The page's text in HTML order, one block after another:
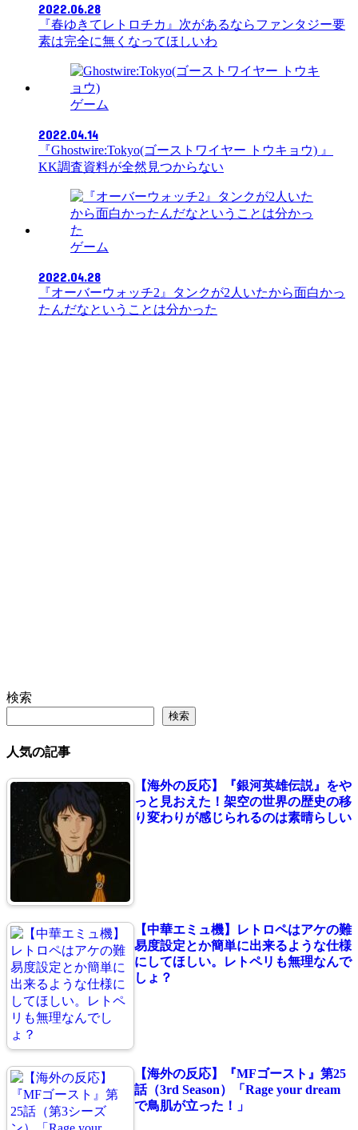
2022.06.28
『春ゆきてレトロチカ』次があるならファンタジー要
素は完全に無くなってほしいわ
ゲーム
2022.04.14
『Ghostwire:Tokyo(ゴーストワイヤー トウキョウ) 』
KK調査資料が全然見つからない
ゲーム
2022.04.28
『オーバーウォッチ2』タンクが2人いたから面白かっ
たんだなということは分かった
検索
検索
人気の記事
【海外の反応】『銀河英雄伝説』をや
っと見おえた！架空の世界の歴史の移
り変わりが感じられるのは素晴らしい
【中華エミュ機】レトロペはアケの難
易度設定とか簡単に出来るような仕様
にしてほしい。レトペリも無理なんで
しょ？
【海外の反応】『MFゴースト』第25
話（3rd Season）「Rage your dream
で鳥肌が立った！」